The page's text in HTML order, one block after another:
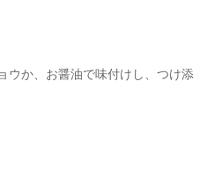
ウか、お醤油で味付けし、つけ添